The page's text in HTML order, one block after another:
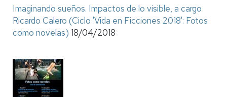
Imaginando sueños. Impactos de lo visible, a cargo
Ricardo Calero (Ciclo 'Vida en Ficciones 2018': Fotos
como novelas) 18/04/2018